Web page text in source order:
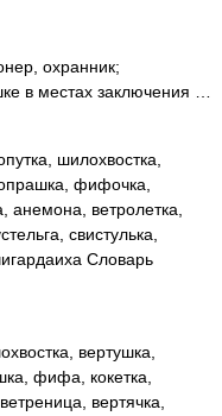
охранник;
в местах заключения …
шилохвостка,
фифочка,
анемона, ветролетка,
свистулька,
Словарь
вертушка,
фифа, кокетка,
вертячка,